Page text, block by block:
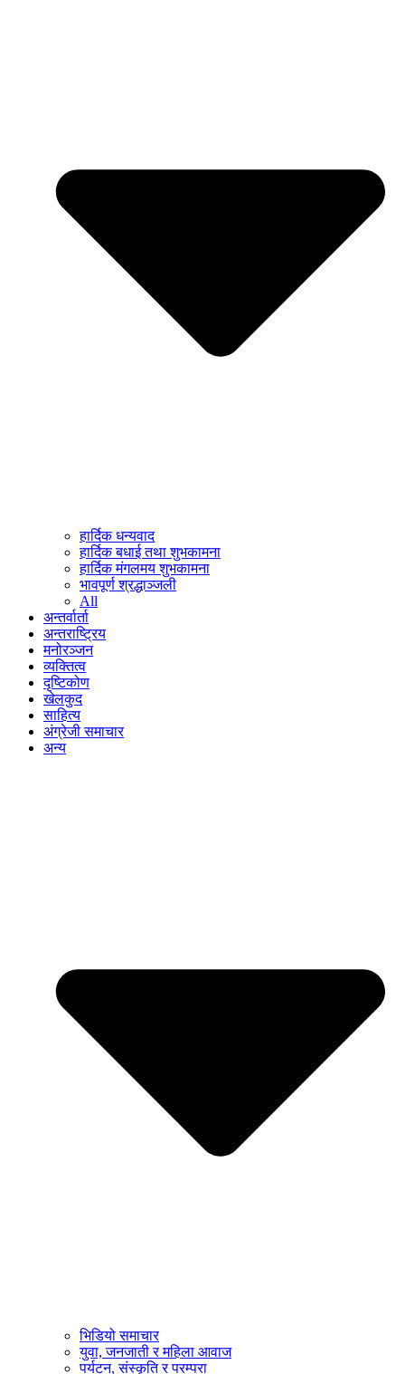
हार्दिक धन्यवाद
हार्दिक बधाई तथा शुभकामना
हार्दिक मंगलमय शुभकामना
भावपूर्ण श्रद्धाञ्जली
All
अन्तर्वार्ता
अन्तराष्ट्रिय
मनोरञ्जन
व्यक्तित्व
दृष्टिकोण
खेलकुद
साहित्य
अंग्रेजी समाचार
अन्य
भिडियो समाचार
युवा, जनजाती र महिला आवाज
पर्यटन, संस्कृति र परम्परा